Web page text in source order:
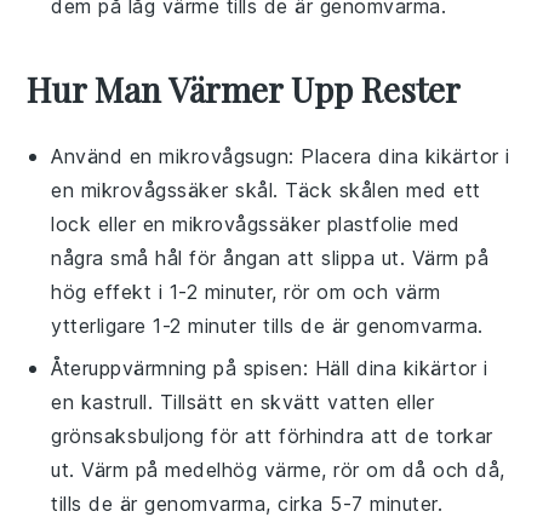
dem på låg värme tills de är genomvarma.
Hur Man Värmer Upp Rester
Använd enmikrovågsugn: Placera dina kikärtor i
en mikrovågssäker skål. Täck skålen med ett
lock eller en mikrovågssäker plastfolie med
några små hål för ångan att slippa ut. Värm på
hög effekt i 1-2 minuter, rör om och värm
ytterligare 1-2 minuter tills de är genomvarma.
Återuppvärmning på spisen: Häll dina kikärtor i
en kastrull. Tillsätt en skvättvatten eller
grönsaksbuljong för att förhindra att de torkar
ut. Värm på medelhög värme, rör om då och då,
tills de är genomvarma, cirka 5-7 minuter.